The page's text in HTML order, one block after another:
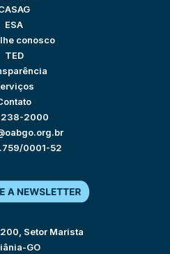
ESA
conosco
TED
2000
0001-52
200, Setor Marista
GO